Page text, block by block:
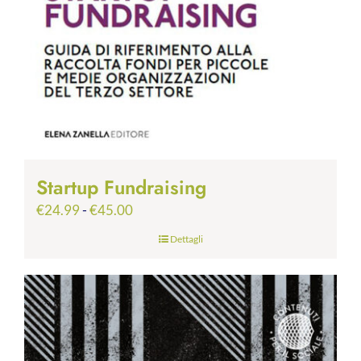
Startup Fundraising
€24.99-€45.00Fascia
€24.99
€45.00
Dettagli